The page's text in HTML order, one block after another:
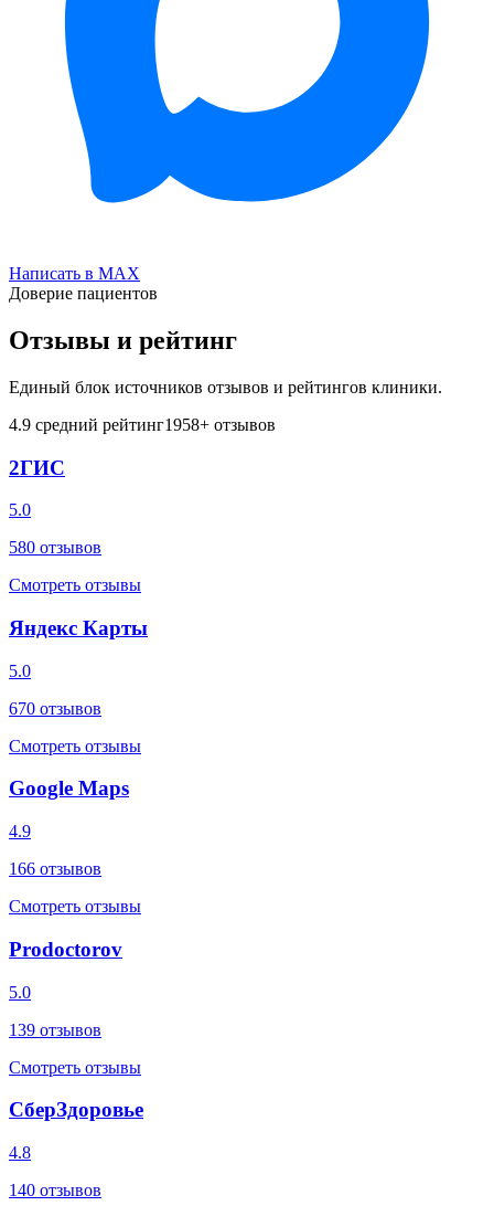
Написать в MAX
Доверие пациентов
Отзывы и рейтинг
Единый блок источников отзывов и рейтингов клиники.
4.9 средний рейтинг1958+ отзывов
2ГИС
5.0
580 отзывов
Смотреть отзывы
Яндекс Карты
5.0
670 отзывов
Смотреть отзывы
Google Maps
4.9
166 отзывов
Смотреть отзывы
Prodoctorov
5.0
139 отзывов
Смотреть отзывы
СберЗдоровье
4.8
140 отзывов